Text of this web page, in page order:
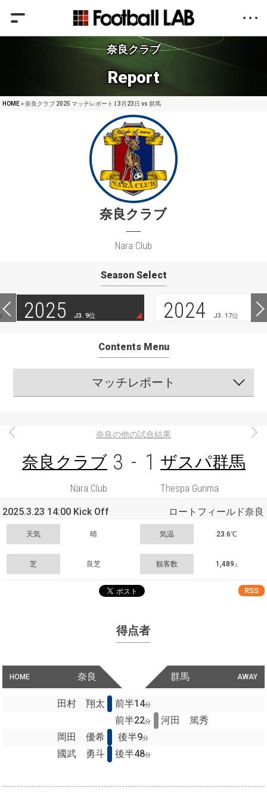
奈良クラブ
Report
HOME» 奈良クラブ 2025 マッチレポート | 3月23日 vs 群馬
奈良クラブ
Nara Club
Season Select
2025 J3. 9位 2024 J3. 17位
Contents Menu
マッチレポート
奈良の他の試合結果
奈良クラブ 3 - 1 ザスパ群馬
Nara Club Thespa Gunma
2025.3.23 14:00 Kick Off ロートフィールド奈良
天気 晴 気温 23.6℃
芝 良芝 観客数 1,489 人
RSS
得点者
HOME 奈良 AWAY
群馬
田村 翔太 前半14分
前半22分
河田 篤秀
岡田 優希
後半9分
國武 勇斗 後半48分